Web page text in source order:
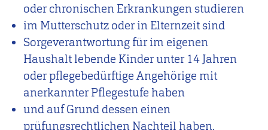
oder chronischen Erkrankungen studieren
im Mutterschutz oder in Elternzeit sind
Sorgeverantwortung für im eigenen
Haushalt lebende Kinder unter 14 Jahren
oder pflegebedürftige Angehörige mit
anerkannter Pflegestufe haben
und auf Grund dessen einen
prüfungsrechtlichen Nachteil haben.